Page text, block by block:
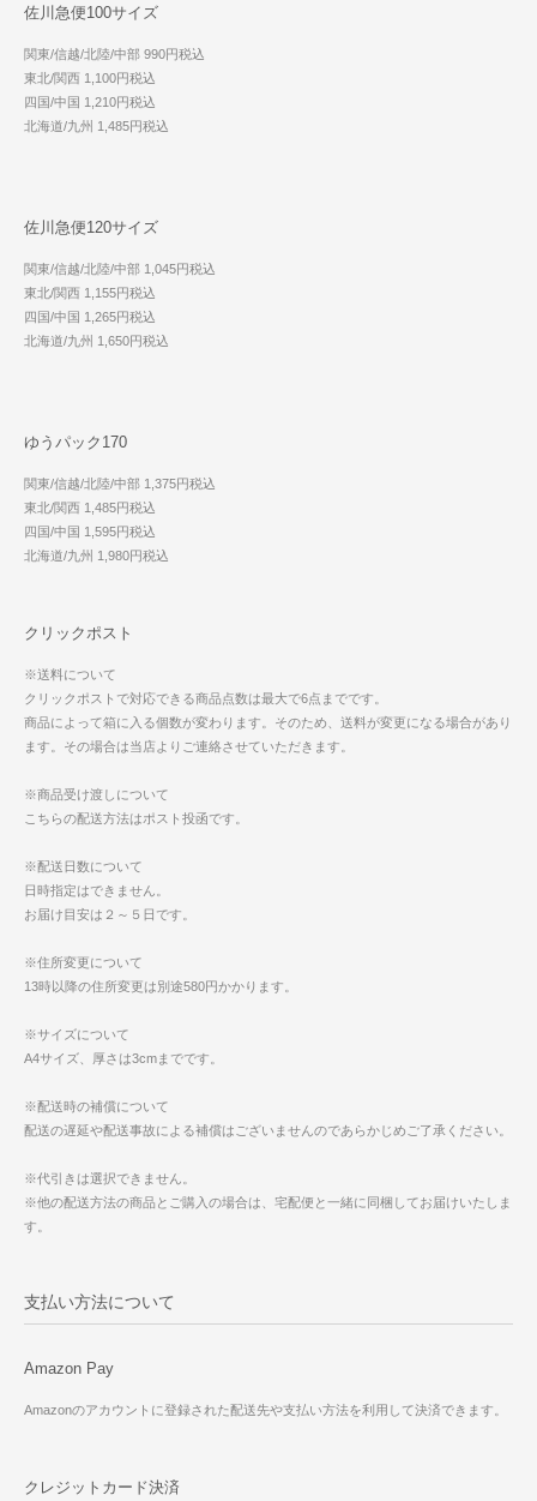
佐川急便100サイズ
関東/信越/北陸/中部 990円税込
東北/関西 1,100円税込
四国/中国 1,210円税込
北海道/九州 1,485円税込
佐川急便120サイズ
関東/信越/北陸/中部 1,045円税込
東北/関西 1,155円税込
四国/中国 1,265円税込
北海道/九州 1,650円税込
ゆうパック170
関東/信越/北陸/中部 1,375円税込
東北/関西 1,485円税込
四国/中国 1,595円税込
北海道/九州 1,980円税込
クリックポスト
※送料について
クリックポストで対応できる商品点数は最大で6点までです。
商品によって箱に入る個数が変わります。そのため、送料が変更になる場合があり
ます。その場合は当店よりご連絡させていただきます。
※商品受け渡しについて
こちらの配送方法はポスト投函です。
※配送日数について
日時指定はできません。
お届け目安は２～５日です。
※住所変更について
13時以降の住所変更は別途580円かかります。
※サイズについて
A4サイズ、厚さは3cmまでです。
※配送時の補償について
配送の遅延や配送事故による補償はございませんのであらかじめご了承ください。
※代引きは選択できません。
※他の配送方法の商品とご購入の場合は、宅配便と一緒に同梱してお届けいたしま
す。
支払い方法について
Amazon Pay
Amazonのアカウントに登録された配送先や支払い方法を利用して決済できます。
クレジットカード決済